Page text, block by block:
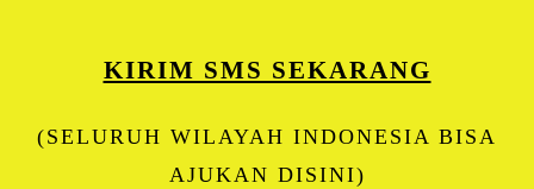
KIRIM SMS SEKARANG
(SELURUH WILAYAH INDONESIA BISA
AJUKAN DISINI)